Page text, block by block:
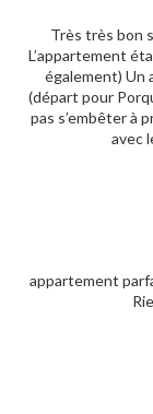
Très très bon
L’appartement
également) Un
(départ pour
pas s’embêter à
avec
appartement